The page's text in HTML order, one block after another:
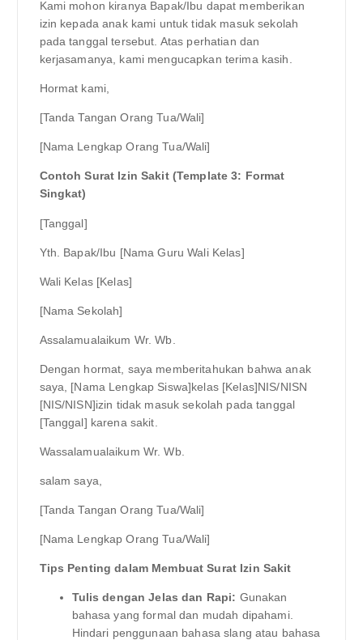
Kami mohon kiranya Bapak/Ibu dapat memberikan
izin kepada anak kami untuk tidak masuk sekolah
pada tanggal tersebut. Atas perhatian dan
kerjasamanya, kami mengucapkan terima kasih.
Hormat kami,
[Tanda Tangan Orang Tua/Wali]
[Nama Lengkap Orang Tua/Wali]
Contoh Surat Izin Sakit (Template 3: Format
Singkat)
[Tanggal]
Yth. Bapak/Ibu [Nama Guru Wali Kelas]
Wali Kelas [Kelas]
[Nama Sekolah]
Assalamualaikum Wr. Wb.
Dengan hormat, saya memberitahukan bahwa anak
saya, [Nama Lengkap Siswa]kelas [Kelas]NIS/NISN
[NIS/NISN]izin tidak masuk sekolah pada tanggal
[Tanggal] karena sakit.
Wassalamualaikum Wr. Wb.
salam saya,
[Tanda Tangan Orang Tua/Wali]
[Nama Lengkap Orang Tua/Wali]
Tips Penting dalam Membuat Surat Izin Sakit
Tulis dengan Jelas dan Rapi: Gunakan
bahasa yang formal dan mudah dipahami.
Hindari penggunaan bahasa slang atau bahasa